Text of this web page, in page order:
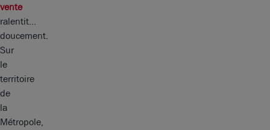
vente
ralentit…
doucement.
Sur
le
territoire
de
la
Métropole,